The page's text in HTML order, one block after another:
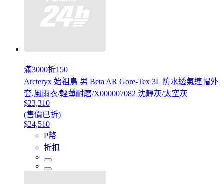
滿3000折150
Arcteryx 始祖鳥 男 Beta AR Gore-Tex 3L 防水透氣連帽外
套.風雨衣/輕薄耐磨/X000007082 沈靜灰/太空灰
$23,310
(售價已折)
$24,510
P幣
折扣